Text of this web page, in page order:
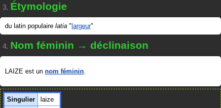
3. Étymologie
du latin populaire latia " largeur"
4. Nom féminin → déclinaison
LAIZE est un nom féminin.
Singulier
laize